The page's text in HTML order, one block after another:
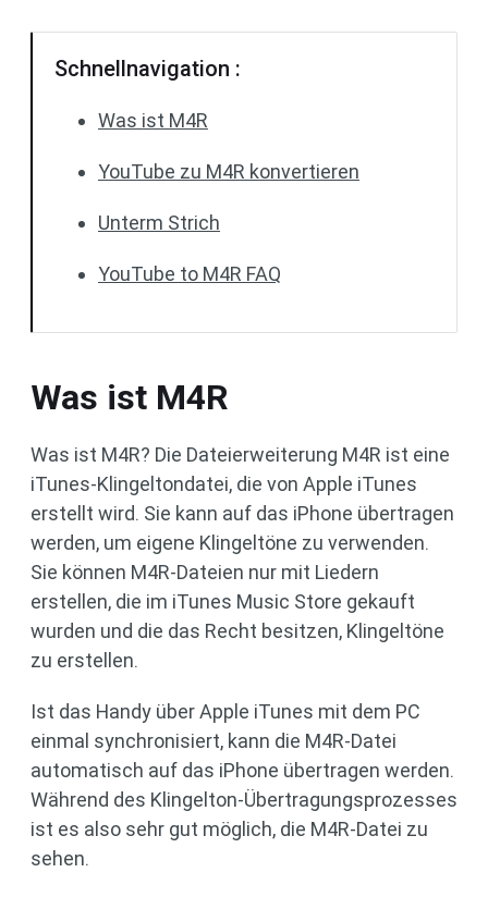
Schnellnavigation :
Was ist M4R
YouTube zu M4R konvertieren
Unterm Strich
YouTube to M4R FAQ
Was ist M4R
Was ist M4R? Die Dateierweiterung M4R ist eine
iTunes-Klingeltondatei, die von Apple iTunes
erstellt wird. Sie kann auf das iPhone übertragen
werden, um eigene Klingeltöne zu verwenden.
Sie können M4R-Dateien nur mit Liedern
erstellen, die im iTunes Music Store gekauft
wurden und die das Recht besitzen, Klingeltöne
zu erstellen.
Ist das Handy über Apple iTunes mit dem PC
einmal synchronisiert, kann die M4R-Datei
automatisch auf das iPhone übertragen werden.
Während des Klingelton-Übertragungsprozesses
ist es also sehr gut möglich, die M4R-Datei zu
sehen.